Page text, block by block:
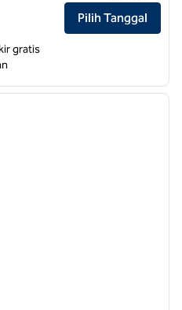
Inn Greenville
Pilih Tanggal
gratis